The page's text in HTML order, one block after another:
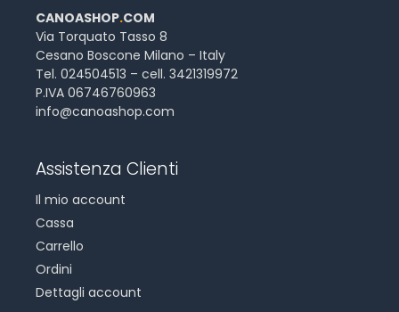
CANOASHOP.COM
Via Torquato Tasso 8
Cesano Boscone Milano – Italy
Tel. 024504513 – cell. 3421319972
P.IVA 06746760963
info@canoashop.com
Assistenza Clienti
Il mio account
Cassa
Carrello
Ordini
Dettagli account